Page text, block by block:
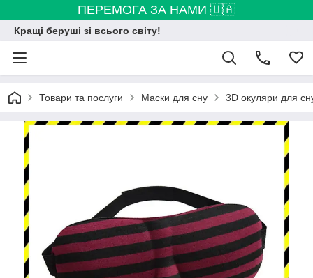
ПЕРЕМОГА ЗА НАМИ 🇺🇦
Кращі беруші зі всього світу!
Товари та послуги Маски для сну 3D окуляри для